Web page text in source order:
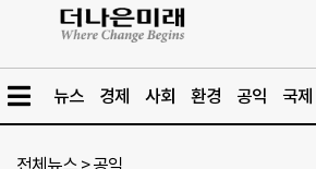
뉴스 경제 사회 환경 공익 국제
전체뉴스 >공익